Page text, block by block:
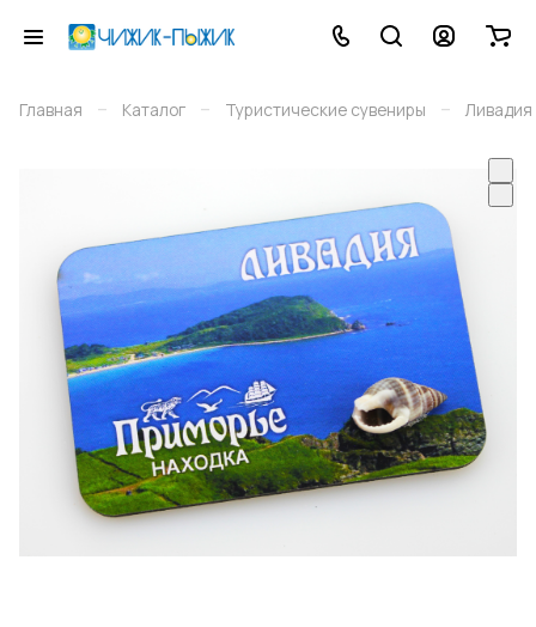
Главная – Каталог – Туристические сувениры – Ливадия